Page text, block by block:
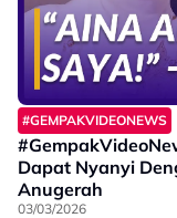
#GEMPAKVIDEONEWS
Dapat Nyanyi
Anugerah
03/03/2026